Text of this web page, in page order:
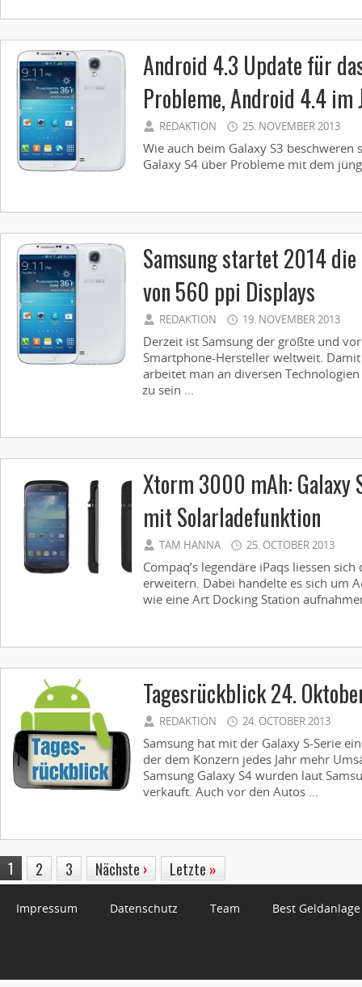
Android 4.3 Update für
Probleme, Android 4.4 im
REDAKTION 25. NOVEMBER 2013
Wie auch beim Galaxy S3 beschweren
Galaxy S4 über Probleme mit dem
Samsung startet 2014
von 560 ppi Displays
REDAKTION 19. NOVEMBER 2013
Derzeit ist Samsung der größte und
Smartphone-Hersteller weltweit.
arbeitet man an diversen
zu sein ...
Xtorm 3000 mAh: Galaxy
mit Solarladefunktion
TAM HANNA 25. OCTOBER 2013
Compaq’s legendäre iPaqs liessen
erweitern. Dabei handelte es sich um
wie eine Art Docking Station
Tagesrückblick 24.
REDAKTION 24. OCTOBER 2013
Samsung hat mit der Galaxy S-Serie
der dem Konzern jedes Jahr mehr
Samsung Galaxy S4 wurden laut
verkauft. Auch vor den Autos ...
1 2 3 Nächste › Letzte »
Impressum Datenschutz Team Best Geldanlage